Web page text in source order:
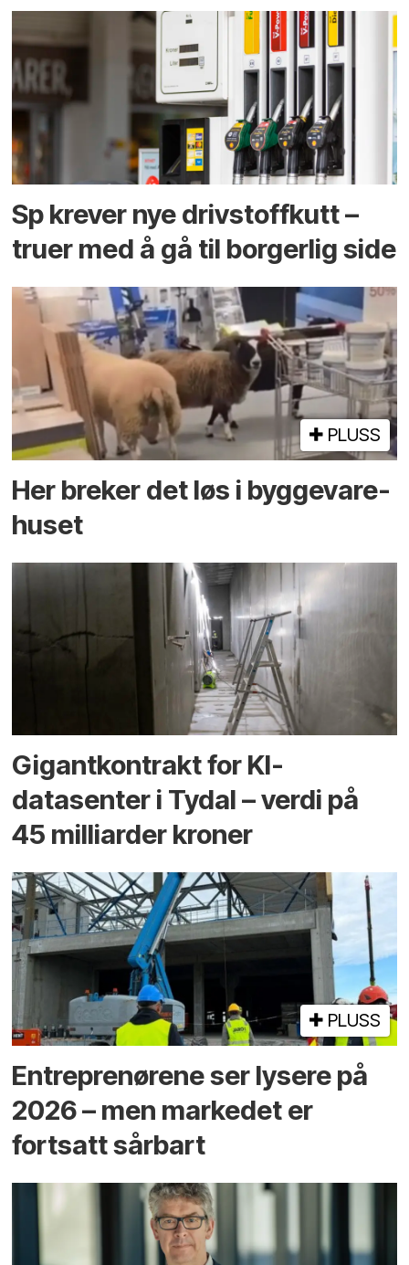
Sp krever nye drivstoffkutt –
truer med å gå til borgerlig side
PLUSS
Her breker det løs i bygge­vare­
huset
Gigantkontrakt for KI-
datasenter i Tydal – verdi på
45 milliarder kroner
PLUSS
Entreprenørene ser lysere på
2026 – men markedet er
fortsatt sårbart